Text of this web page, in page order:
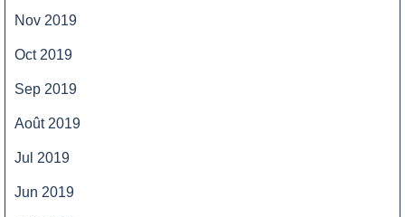
Nov 2019
Oct 2019
Sep 2019
Août 2019
Jul 2019
Jun 2019